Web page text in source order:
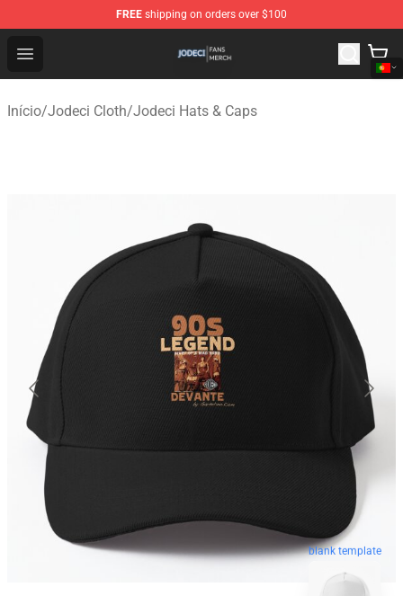
FREE shipping on orders over $100
Open menu
Jodeci Shop - Official Jodeci Merchandise Store
Início/Jodeci Cloth/Jodeci Hats & Caps
blank template